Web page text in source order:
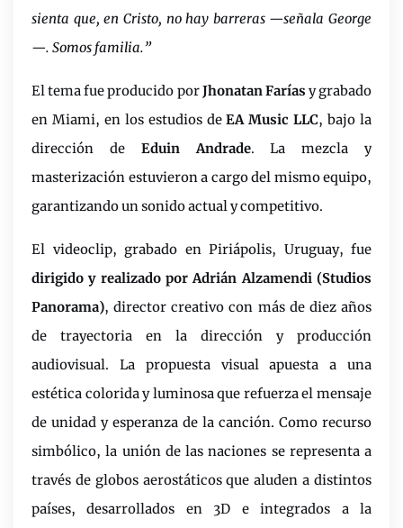
sienta que, en Cristo, no hay barreras —señala George
—. Somos familia.”
El tema fue producido porJhonatan Farías y grabado
en Miami, en los estudios deEA Music LLC, bajo la
dirección de Eduin Andrade. La mezcla y
masterización estuvieron a cargo del mismo equipo,
garantizando un sonido actual y competitivo.
El videoclip, grabado en Piriápolis, Uruguay, fue
dirigido y realizado por Adrián Alzamendi (Studios
Panorama), director creativo con más de diez años
de trayectoria en la dirección y producción
audiovisual. La propuesta visual apuesta a una
estética colorida y luminosa que refuerza el mensaje
de unidad y esperanza de la canción. Como recurso
simbólico, la unión de las naciones se representa a
través de globos aerostáticos que aluden a distintos
países, desarrollados en 3D e integrados a la